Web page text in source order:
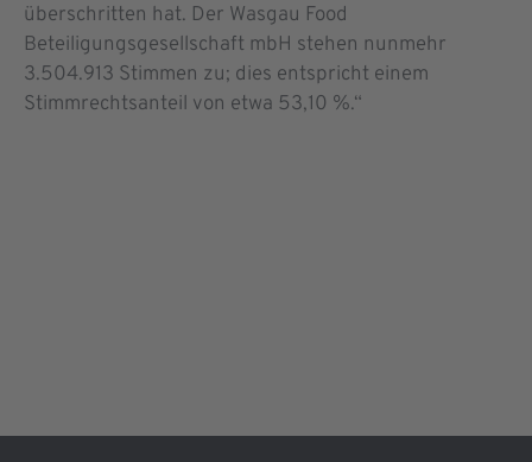
überschritten hat. Der Wasgau Food
Beteiligungsgesellschaft mbH stehen nunmehr
3.504.913 Stimmen zu; dies entspricht einem
Stimmrechtsanteil von etwa 53,10 %.“